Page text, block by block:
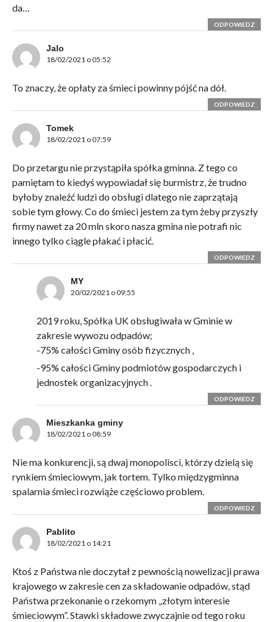
da…
ODPOWIEDZ
Jalo
18/02/2021 o 05:52
To znaczy, że opłaty za śmieci powinny pójść na dół.
ODPOWIEDZ
Tomek
18/02/2021 o 07:59
Do przetargu nie przystąpiła spółka gminna. Z tego co
pamiętam to kiedyś wypowiadał się burmistrz, że trudno
byłoby znaleźć ludzi do obsługi dlatego nie zaprzątają
sobie tym głowy. Co do śmieci jestem za tym żeby przyszły
firmy nawet za 20 mln skoro nasza gmina nie potrafi nic
innego tylko ciągle płakać i płacić.
ODPOWIEDZ
MY
20/02/2021 o 09:55
2019 roku, Spółka UK obsługiwała w Gminie w
zakresie wywozu odpadów;
-75% całości Gminy osób fizycznych ,
-95% całości Gminy podmiotów gospodarczych i
jednostek organizacyjnych .
ODPOWIEDZ
Mieszkanka gminy
18/02/2021 o 08:59
Nie ma konkurencji, są dwaj monopolisci, którzy dzielą się
rynkiem śmieciowym, jak tortem. Tylko międzygminna
spalarnia śmieci rozwiąże częściowo problem.
ODPOWIEDZ
Pablito
18/02/2021 o 14:21
Ktoś z Państwa nie doczytał z pewnością nowelizacji prawa
krajowego w zakresie cen za składowanie odpadów, stąd
Państwa przekonanie o rzekomym „złotym interesie
śmieciowym”. Stawki składowe zwyczajnie od tego roku